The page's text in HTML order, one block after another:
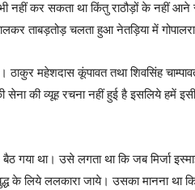
नहीं कर सकता था किंतु राठौड़ों के नहीं
ताबड़तोड़ चलता हुआ नेतड़िया में
महेशदास कूंपावत तथा शिवसिंह
सेना की व्यूह रचना नहीं हुई है इसलिये हमें
गया था। उसे लगता था कि जब मिर्जा
के लिये ललकारा जाये। उसका मानना था